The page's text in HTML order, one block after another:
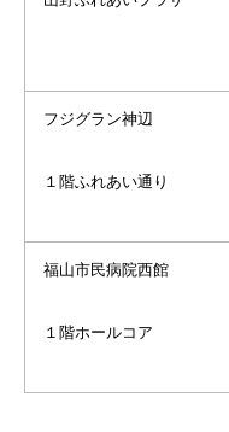
フジグラン神辺
１階ふれあい通り
福山市民病院西館
１階ホールコア